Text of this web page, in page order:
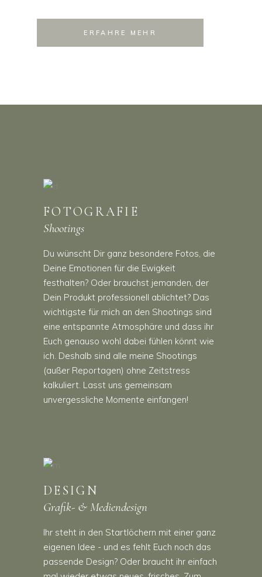
ERFAHRE MEHR
FOTOGRAFIE
Shootings
Du wünscht Dir ganz besondere Fotos, die
Deine Emotionen für die Ewigkeit
festhalten? Oder brauchst jemanden, der
Dein Produkt professionell ablichtet? Das
wichtigste für mich an den Shootings sind
eine entspannte Atmosphäre und dass ihr
Euch genauso wohl dabei fühlen könnt wie
ich. Deshalb sind alle meine Shootings
(außer Reportagen) ohne Zeitstress
kalkuliert. Lasst uns gemeinsam
unvergessliche Momente einfangen!
DESIGN
Grafik- & Mediendesign
Ihr steht in den Startlöchern mit einer ganz
eigenen Idee - und es fehlt Euch noch das
passende Design? Oder braucht ihr einfach